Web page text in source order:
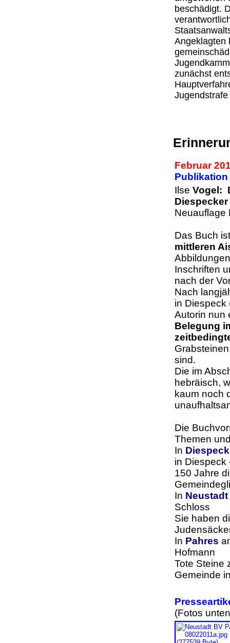
beschädigt.
Angeklagten
zunächst
Februar
Publikation
Ilse Vogel:
Neuauflage
Das Buch
mittleren
Inschriften
nach der
Nach
in Diespeck
Autorin nun
Belegung
sind.
Die im
hebräisch,
kaum noch
Die
Themen
In Diespeck
in Diespeck
150 Jahre
In Neustadt
Schloss
Sie haben
In Pahres
Hofmann
Tote Steine
Gemeinde
(Fotos